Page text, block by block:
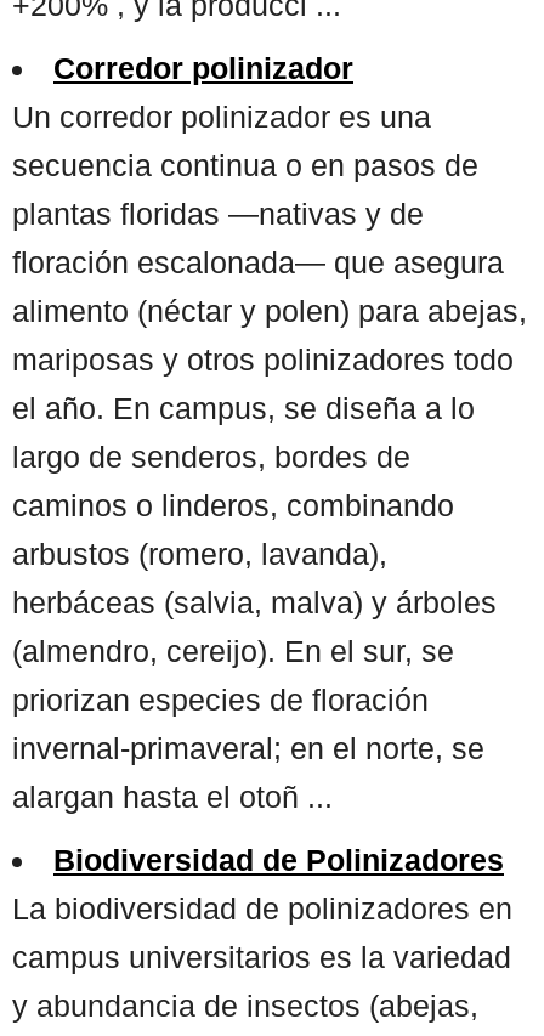
Corredor polinizador
Un corredor polinizador es una
secuencia continua o en pasos de
plantas floridas —nativas y de
floración escalonada— que asegura
alimento (néctar y polen) para abejas,
mariposas y otros polinizadores todo
el año. En campus, se diseña a lo
largo de senderos, bordes de
caminos o linderos, combinando
arbustos (romero, lavanda),
herbáceas (salvia, malva) y árboles
(almendro, cereijo). En el sur, se
priorizan especies de floración
invernal-primaveral; en el norte, se
alargan hasta el otoñ ...
Biodiversidad de Polinizadores
La biodiversidad de polinizadores en
campus universitarios es la variedad
y abundancia de insectos (abejas,